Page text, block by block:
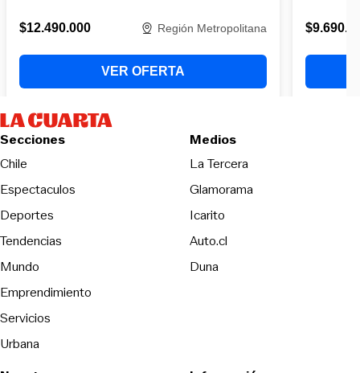
Secciones
Chile
Espectaculos
Deportes
Tendencias
Mundo
Emprendimiento
Servicios
Urbana
Medios
La TerceraOpens in new
Glamorama
Icarito
Auto.cl
DunaOpens in new window